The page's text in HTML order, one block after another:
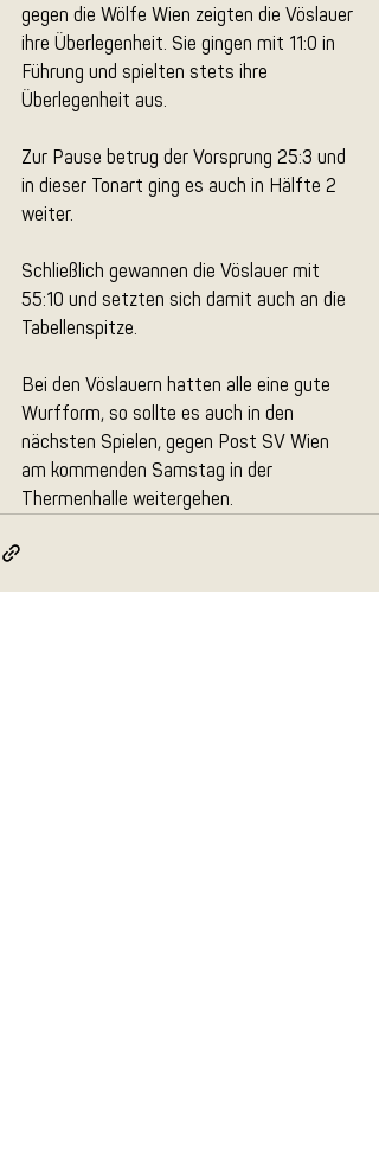
gegen die Wölfe Wien zeigten die Vöslauer
ihre Überlegenheit. Sie gingen mit 11:0 in
Führung und spielten stets ihre
Überlegenheit aus.
Zur Pause betrug der Vorsprung 25:3 und
in dieser Tonart ging es auch in Hälfte 2
weiter.
Schließlich gewannen die Vöslauer mit
55:10 und setzten sich damit auch an die
Tabellenspitze.
Bei den Vöslauern hatten alle eine gute
Wurfform, so sollte es auch in den
nächsten Spielen, gegen Post SV Wien
am kommenden Samstag in der
Thermenhalle weitergehen.